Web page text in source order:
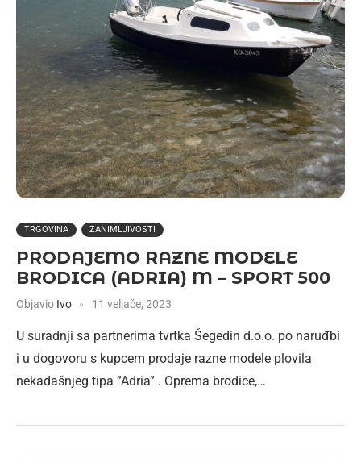
TRGOVINA ZANIMLJIVOSTI
PRODAJEMO RAZNE MODELE
BRODICA (ADRIA) M – SPORT 500
Objavio Ivo 11 veljače, 2023
U suradnji sa partnerima tvrtka Šegedin d.o.o. po naruđbi
i u dogovoru s kupcem prodaje razne modele plovila
nekadašnjeg tipa ”Adria” . Oprema brodice,…